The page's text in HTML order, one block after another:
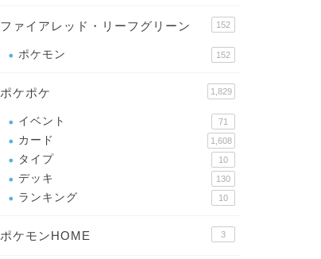
ファイアレッド・リーフグリーン 152
ポケモン 152
ポケポケ 1,829
イベント 71
カード 1,608
タイプ 10
デッキ 130
ランキング 10
ポケモンHOME 3